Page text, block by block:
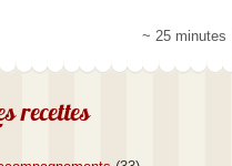
~ 25 minutes
recettes